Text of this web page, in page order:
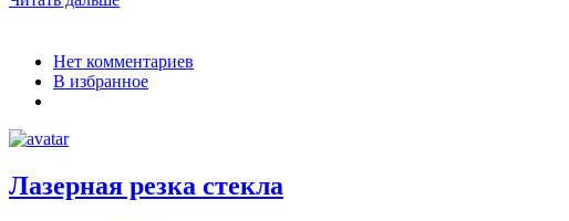
Нет комментариев
В избранное
Лазерная резка стекла